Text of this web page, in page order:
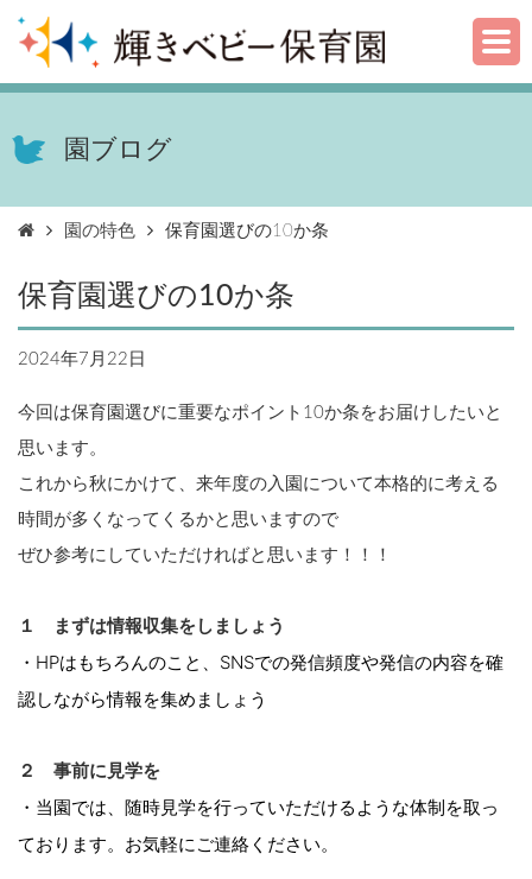
園ブログ
園の特色 保育園選びの10か条
保育園選びの10か条
2024年7月22日
今回は保育園選びに重要なポイント10か条をお届けしたいと
思います。
これから秋にかけて、来年度の入園について本格的に考える
時間が多くなってくるかと思いますので
ぜひ参考にしていただければと思います！！！
１ まずは情報収集をしましょう
・HPはもちろんのこと、SNSでの発信頻度や発信の内容を確
認しながら情報を集めましょう
２ 事前に見学を
・当園では、随時見学を行っていただけるような体制を取っ
ております。お気軽にご連絡ください。